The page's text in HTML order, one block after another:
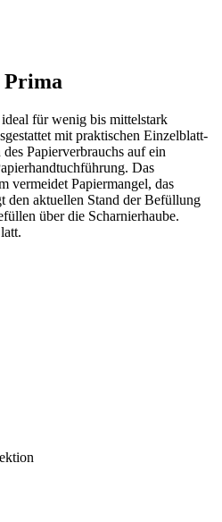
Prima
für wenig bis mittelstark
mit praktischen Einzelblatt-
Papierverbrauchs auf ein
Das
vermeidet Papiermangel, das
den aktuellen Stand der Befüllung
über die Scharnierhaube.